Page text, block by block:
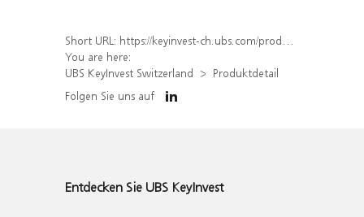
Short URL: https://keyinvest-ch.ubs.com/produkt/detail/index/isin/CH1572297310
You are here:
UBS KeyInvest Switzerland
Produktdetail
Folgen Sie uns auf
Entdecken Sie UBS KeyInvest